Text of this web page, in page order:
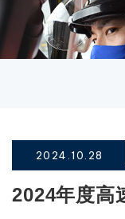
2024.10.28
2024年度高